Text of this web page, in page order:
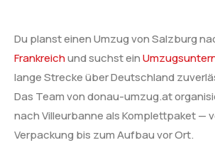
Du planst einen Umzug von Salzburg
Frankreichund suchst ein
lange Strecke über Deutschland
Das Team von donau-umzug.at
nach Villeurbanne als Komplettpaket —
Verpackung bis zum Aufbau vor Ort.